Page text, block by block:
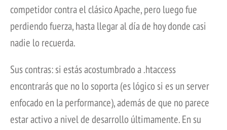
competidor contra el clásico Apache, pero luego fue
perdiendo fuerza, hasta llegar al día de hoy donde casi
nadie lo recuerda.
Sus contras: si estás acostumbrado a .htaccess
encontrarás que no lo soporta (es lógico si es un server
enfocado en la performance), además de que no parece
estar activo a nivel de desarrollo últimamente. En su